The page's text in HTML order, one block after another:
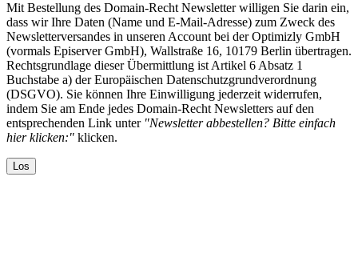
Mit Bestellung des Domain-Recht Newsletter willigen Sie darin ein,
dass wir Ihre Daten (Name und E-Mail-Adresse) zum Zweck des
Newsletterversandes in unseren Account bei der Optimizly GmbH
(vormals Episerver GmbH), Wallstraße 16, 10179 Berlin übertragen.
Rechtsgrundlage dieser Übermittlung ist Artikel 6 Absatz 1
Buchstabe a) der Europäischen Datenschutzgrundverordnung
(DSGVO). Sie können Ihre Einwilligung jederzeit widerrufen,
indem Sie am Ende jedes Domain-Recht Newsletters auf den
entsprechenden Link unter "Newsletter abbestellen? Bitte einfach
hier klicken:" klicken.